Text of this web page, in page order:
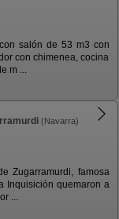
salón de 53 m3 con
con chimenea, cocina
m ...
(Navarra)
Zugarramurdi, famosa
Inquisición quemaron a
...